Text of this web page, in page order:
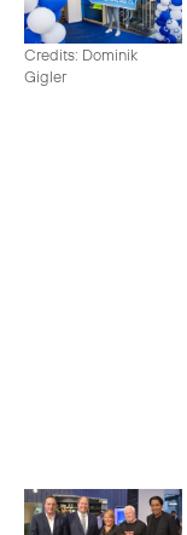
Credits: Dominik
Gigler